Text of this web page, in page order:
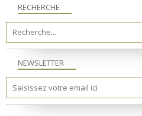
NEWSLETTER
RECHERCHE